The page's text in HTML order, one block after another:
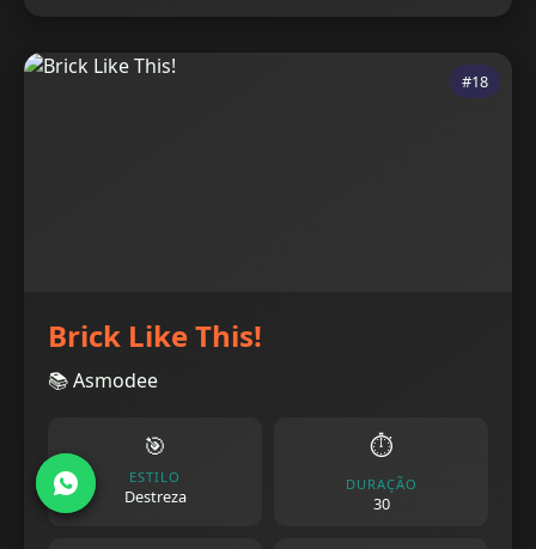
#18
Brick Like This!
📚 Asmodee
🎯
ESTILO
Destreza
⏱️
DURAÇÃO
30